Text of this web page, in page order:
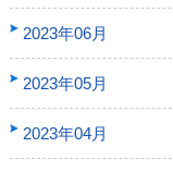
2023年06月
2023年05月
2023年04月